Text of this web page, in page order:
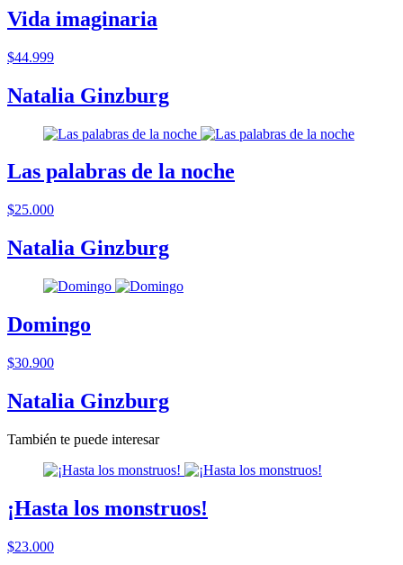
Vida imaginaria
$44.999
Natalia Ginzburg
Las palabras de la noche
$25.000
Natalia Ginzburg
Domingo
$30.900
Natalia Ginzburg
También te puede interesar
¡Hasta los monstruos!
$23.000